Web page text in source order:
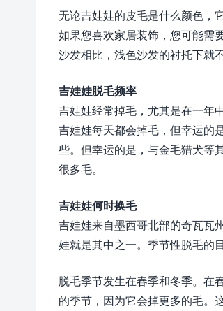
无论吉娃娃的皮毛是什么颜色，
如果您喜欢家居装饰，您可能需
沙发相比，浅色沙发的衬托下就
吉娃娃脱毛频率
吉娃娃经常掉毛，尤其是在一年
吉娃娃每天都会掉毛，但幸运的
些。但幸运的是，与金毛猎犬等
很多毛。
吉娃娃何时换毛
吉娃娃来自墨西哥北部的奇瓦瓦
娃就是其中之一。季节性脱毛的
脱毛季节发生在春季和冬季。在
的季节，因为它会掉更多的毛。